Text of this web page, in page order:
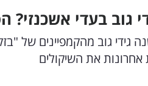
גוב בעדי
השנה גידי גוב מהקמפיינים
אחרונות את השיקולים